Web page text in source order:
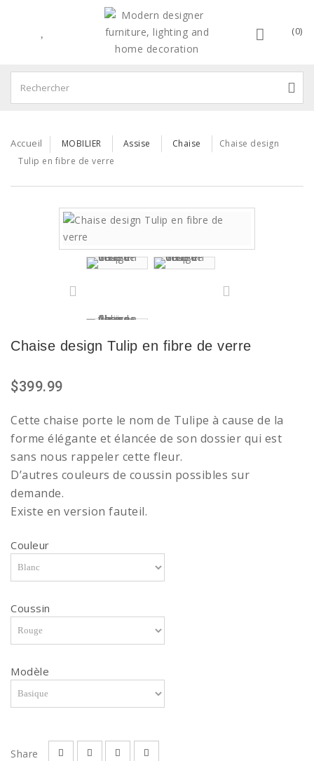
(0)
Accueil MOBILIER Assise Chaise
Chaise design
Tulip en fibre de verre
Chaise design Tulip en fibre de verre
$399.99
Cette chaise porte le nom de Tulipe à cause de la
forme élégante et élancée de son dossier qui est
sans nous rappeler cette fleur.
D’autres couleurs de coussin possibles sur
demande.
Existe en version fauteil.
Couleur
Coussin
Modèle
Share